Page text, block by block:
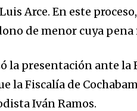
Arce. En este
de menor cuya pena
la presentación ante la
la Fiscalía de
Iván Ramos.